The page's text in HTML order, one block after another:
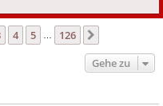
126
4 5 126
Gehe zu